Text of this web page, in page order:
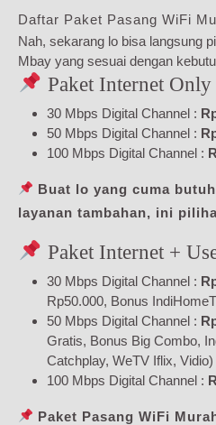
Daftar Paket Pasang WiFi
Nah, sekarang lo bisa langsung
Mbay yang sesuai dengan
Paket Internet Only
30 Mbps Digital Channel :
50 Mbps Digital Channel :
100 Mbps Digital Channel :
Buat lo yang cuma
layanan tambahan, ini
Paket Internet +
30 Mbps Digital Channel :
Rp50.000, Bonus
50 Mbps Digital Channel :
Gratis, Bonus Big Combo,
Catchplay, WeTV Iflix, Vidio)
100 Mbps Digital Channel :
Paket Pasang WiFi